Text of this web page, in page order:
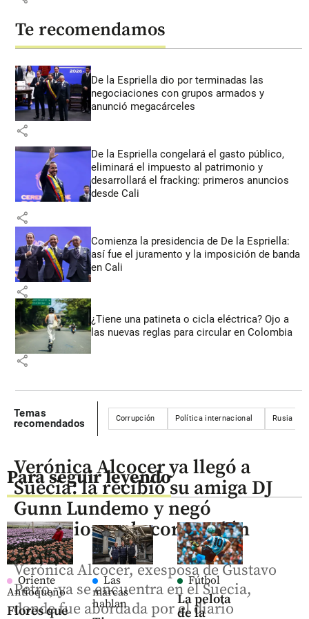
Te recomendamos
De la Espriella dio por terminadas las
negociaciones con grupos armados y
anunció megacárceles
share
De la Espriella congelará el gasto público,
eliminará el impuesto al patrimonio y
desarrollará el fracking: primeros anuncios
desde Cali
share
Comienza la presidencia de De la Espriella:
así fue el juramento y la imposición de banda
en Cali
share
¿Tiene una patineta o cicla eléctrica? Ojo a
las nuevas reglas para circular en Colombia
share
Temas
recomendados
Corrupción Política internacional Rusia
Para seguir leyendo
Oriente
Antioqueño
Flores que
Las
marcas
hablan
Fútbol
La pelota
de la
Verónica Alcocer ya llegó a
Suecia: la recibió su amiga DJ
Gunn Lundemo y negó
acusaciones de corrupción
Verónica Alcocer, exesposa de Gustavo
Petro, ya se encuentra en el Suecia,
donde fue abordada por el diario